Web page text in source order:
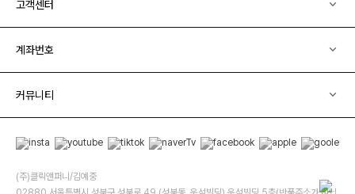
고객센터
계좌번호
커뮤니티
(주)클릭앤퍼니/김예중